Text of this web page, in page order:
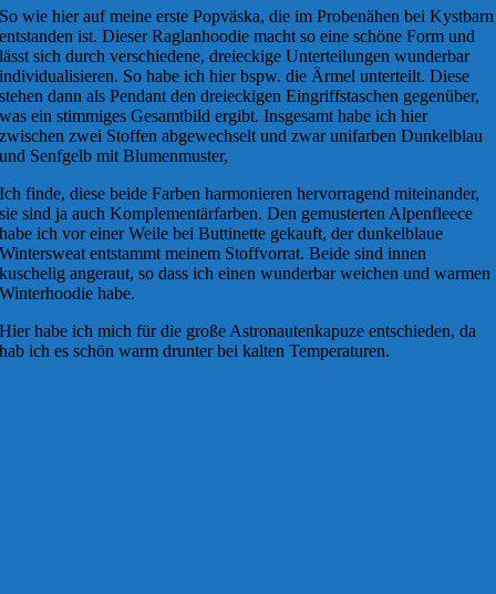
So wie hier auf meine erste Popväska, die im Probenähen bei Kystbarn
entstanden ist. Dieser Raglanhoodie macht so eine schöne Form und
lässt sich durch verschiedene, dreieckige Unterteilungen wunderbar
individualisieren. So habe ich hier bspw. die Ärmel unterteilt. Diese
stehen dann als Pendant den dreieckigen Eingriffstaschen gegenüber,
was ein stimmiges Gesamtbild ergibt. Insgesamt habe ich hier
zwischen zwei Stoffen abgewechselt und zwar unifarben Dunkelblau
und Senfgelb mit Blumenmuster,
Ich finde, diese beide Farben harmonieren hervorragend miteinander,
sie sind ja auch Komplementärfarben. Den gemusterten Alpenfleece
habe ich vor einer Weile bei Buttinette gekauft, der dunkelblaue
Wintersweat entstammt meinem Stoffvorrat. Beide sind innen
kuschelig angeraut, so dass ich einen wunderbar weichen und warmen
Winterhoodie habe.
Hier habe ich mich für die große Astronautenkapuze entschieden, da
hab ich es schön warm drunter bei kalten Temperaturen.